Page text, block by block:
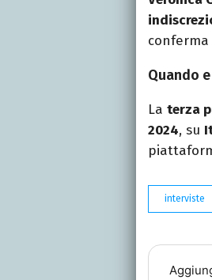
Quando
La terza
2024, su
interviste